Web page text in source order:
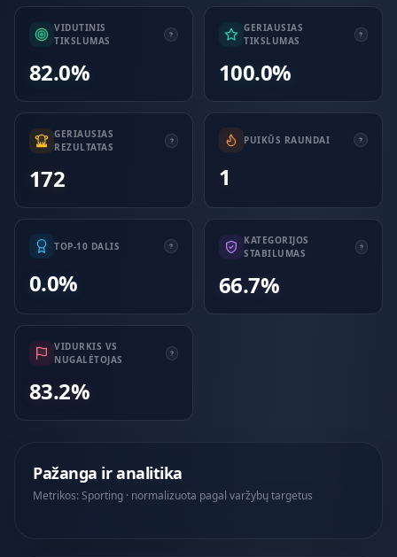
VIDUTINIS
TIKSLUMAS
82.0%
GERIAUSIAS
TIKSLUMAS
100.0%
GERIAUSIAS
REZULTATAS
172
PUIKŪS RAUNDAI
1
TOP-10 DALIS
0.0%
KATEGORIJOS
STABILUMAS
66.7%
VIDURKIS VS
NUGALĖTOJAS
83.2%
Pažanga ir analitika
Metrikos: Sporting · normalizuota pagal varžybų targetus